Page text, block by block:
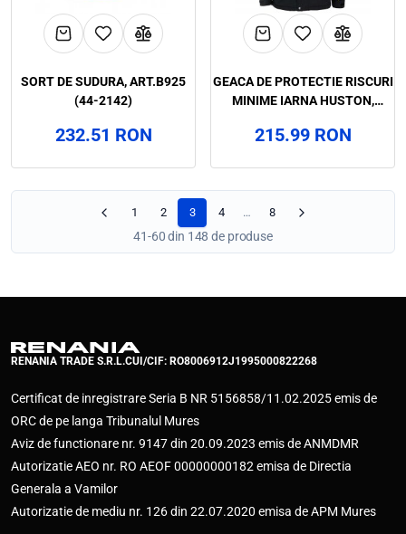
SORT DE SUDURA, ART.B925
(44-2142)
232.51 RON
GEACA DE PROTECTIE RISCURI
MINIME IARNA HUSTON,
215.99 RON
41-60 din 148 de produse
1 2 3 4 … 8
RENANIA TRADE S.R.L.CUI/CIF: RO8006912J1995000822268
Certificat de inregistrare Seria B NR 5156858/11.02.2025 emis de
ORC de pe langa Tribunalul Mures
Aviz de functionare nr. 9147 din 20.09.2023 emis de ANMDMR
Autorizatie AEO nr. RO AEOF 00000000182 emisa de Directia
Generala a Vamilor
Autorizatie de mediu nr. 126 din 22.07.2020 emisa de APM Mures